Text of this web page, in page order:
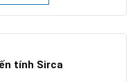
tính Sirca